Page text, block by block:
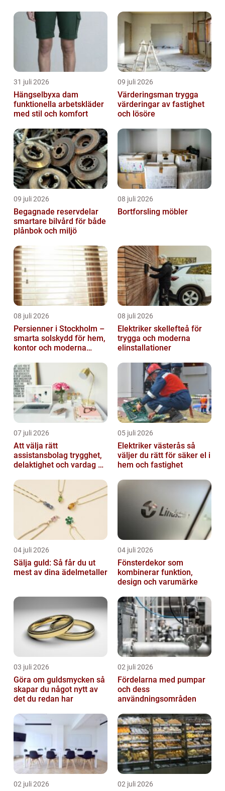
likheter, presentera relevant statistik och ta
...
31 juli 2026
Hängselbyxa dam
funktionella arbetskläder
med stil och komfort
09 juli 2026
Värderingsman trygga
värderingar av fastighet
och lösöre
09 juli 2026
Begagnade reservdelar
smartare bilvård för både
plånbok och miljö
08 juli 2026
Bortforsling möbler
08 juli 2026
Persienner i Stockholm –
smarta solskydd för hem,
kontor och moderna
08 juli 2026
Elektriker skellefteå för
trygga och moderna
elinstallationer
07 juli 2026
Att välja rätt
assistansbolag trygghet,
delaktighet och vardag på
05 juli 2026
Elektriker västerås så
väljer du rätt för säker el i
hem och fastighet
04 juli 2026
Sälja guld: Så får du ut
mest av dina ädelmetaller
04 juli 2026
Fönsterdekor som
kombinerar funktion,
design och varumärke
03 juli 2026
Göra om guldsmycken så
skapar du något nytt av
det du redan har
02 juli 2026
Fördelarna med pumpar
och dess
användningsområden
02 juli 2026 02 juli 2026